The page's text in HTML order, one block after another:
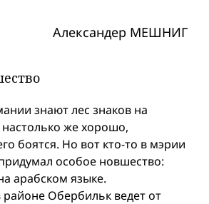
Александер МЕШНИГ
знают лес знаков на
же хорошо,
боятся. Но вот кто-то в мэрии
особое новшество:
арабском языке.
Обербильк ведет от